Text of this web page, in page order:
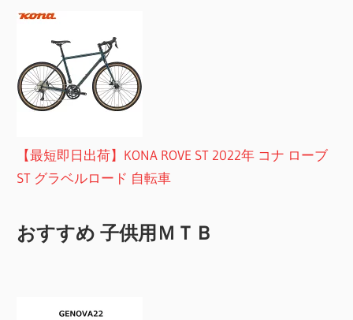
【最短即日出荷】KONA ROVE ST 2022年 コナ ローブ
ST グラベルロード 自転車
おすすめ 子供用ＭＴＢ